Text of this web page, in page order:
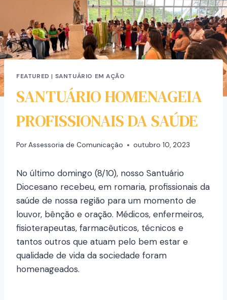
FEATURED | SANTUÁRIO EM AÇÃO
SANTUÁRIO HOMENAGEIA
PROFISSIONAIS DA SAÚDE
PorAssessoria de Comunicação outubro 10, 2023
No último domingo (8/10), nosso Santuário
Diocesano recebeu, em romaria, profissionais da
saúde de nossa região para um momento de
louvor, bênção e oração. Médicos, enfermeiros,
fisioterapeutas, farmacêuticos, técnicos e
tantos outros que atuam pelo bem estar e
qualidade de vida da sociedade foram
homenageados.